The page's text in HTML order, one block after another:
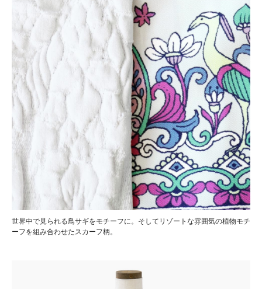
世界中で見られる鳥サギをモチーフに。そしてリゾートな雰囲気の植物モチ
ーフを組み合わせたスカーフ柄。